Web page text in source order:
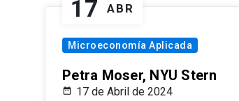
17 ABR
Microeconomía Aplicada
Petra Moser, NYU Stern
17 de Abril de 2024